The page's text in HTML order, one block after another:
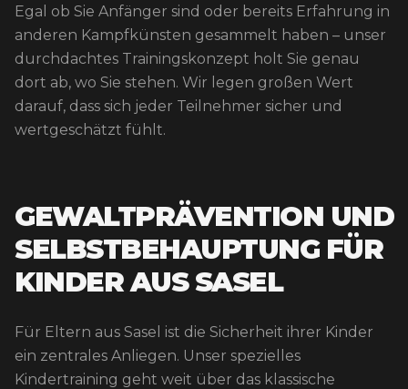
Egal ob Sie Anfänger sind oder bereits Erfahrung in
anderen Kampfkünsten gesammelt haben – unser
durchdachtes Trainingskonzept holt Sie genau
dort ab, wo Sie stehen. Wir legen großen Wert
darauf, dass sich jeder Teilnehmer sicher und
wertgeschätzt fühlt.
GEWALTPRÄVENTION UND
SELBSTBEHAUPTUNG FÜR
KINDER AUS SASEL
Für Eltern aus Sasel ist die Sicherheit ihrer Kinder
ein zentrales Anliegen. Unser spezielles
Kindertraining geht weit über das klassische